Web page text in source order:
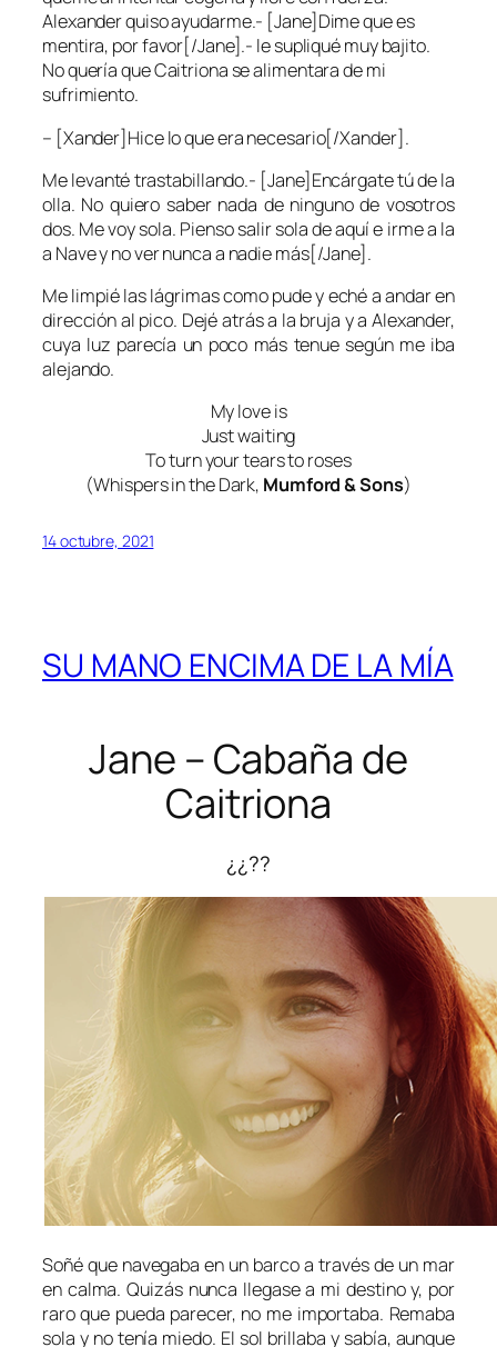
Alexander quiso ayudarme.- [Jane]Dime que es
mentira, por favor[/Jane].- le supliqué muy bajito.
No quería que Caitriona se alimentara de mi
sufrimiento.
– [Xander]Hice lo que era necesario[/Xander].
Me levanté trastabillando.- [Jane]Encárgate tú de la
olla. No quiero saber nada de ninguno de vosotros
dos. Me voy sola. Pienso salir sola de aquí e irme a la
a Nave y no ver nunca a nadie más[/Jane].
Me limpié las lágrimas como pude y eché a andar en
dirección al pico. Dejé atrás a la bruja y a Alexander,
cuya luz parecía un poco más tenue según me iba
alejando.
My love is
Just waiting
To turn your tears to roses
(Whispers in the Dark, Mumford & Sons)
14 octubre, 2021
SU MANO ENCIMA DE LA MÍA
Jane – Cabaña de
Caitriona
¿¿??
Soñé que navegaba en un barco a través de un mar
en calma. Quizás nunca llegase a mi destino y, por
raro que pueda parecer, no me importaba. Remaba
sola y no tenía miedo. El sol brillaba y sabía, aunque